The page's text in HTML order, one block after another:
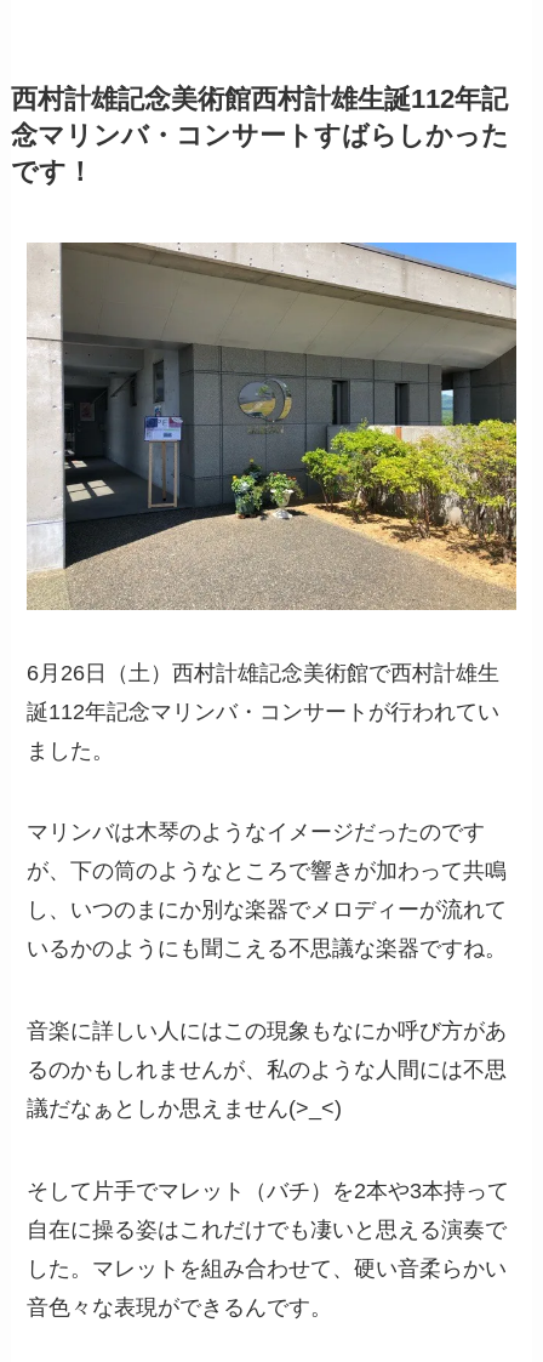
西村計雄記念美術館西村計雄生誕112年記
念マリンバ・コンサートすばらしかった
です！
6月26日（土）西村計雄記念美術館で西村計雄生
誕112年記念マリンバ・コンサートが行われてい
ました。
マリンバは木琴のようなイメージだったのです
が、下の筒のようなところで響きが加わって共鳴
し、いつのまにか別な楽器でメロディーが流れて
いるかのようにも聞こえる不思議な楽器ですね。
音楽に詳しい人にはこの現象もなにか呼び方があ
るのかもしれませんが、私のような人間には不思
議だなぁとしか思えません(>_<)
そして片手でマレット（バチ）を2本や3本持って
自在に操る姿はこれだけでも凄いと思える演奏で
した。マレットを組み合わせて、硬い音柔らかい
音色々な表現ができるんです。